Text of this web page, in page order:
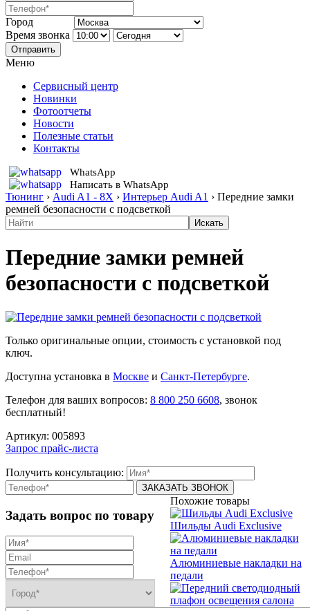
Город
Время звонка
Отправить
Меню
Сервисный центр
Новинки
Фотоотчеты
Новости
Полезные статьи
Контакты
WhatsApp
Написать в WhatsApp
Тюнинг › Audi A1 - 8X › Интерьер Audi A1 › Передние замки
ремней безопасности с подсветкой
Передние замки ремней
безопасности с подсветкой
Только оригинальные опции, стоимость с установкой под
ключ.
Доступна установка в Москве и Санкт-Петербурге.
Телефон для ваших вопросов: 8 800 250 6608, звонок
бесплатный!
Артикул: 005893
Запрос прайс-листа
Получить консультацию:
Задать вопрос по товару
Похожие товары
Шильды Audi Exclusive
Алюминиевые накладки на
педали